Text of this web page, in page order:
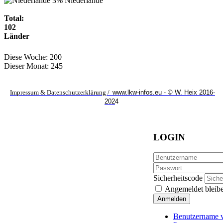
Total:
102
Länder
Diese Woche: 200
Dieser Monat: 245
Impressum & Datenschutzerklärung / www.lkw-infos.eu - © W. Heix 2016-
2024
LOGIN
Sicherheitscode
Angemeldet
Anmelden
Benutzername